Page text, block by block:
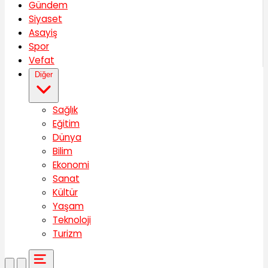
Gündem
Siyaset
Asayiş
Spor
Vefat
Diğer
Sağlık
Eğitim
Dünya
Bilim
Ekonomi
Sanat
Kültür
Yaşam
Teknoloji
Turizm